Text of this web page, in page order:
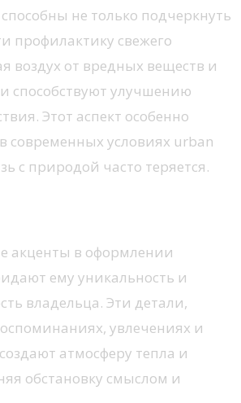
не только подчеркнуть
профилактику свежего
воздух от вредных веществ и
способствуют улучшению
Этот аспект особенно
современных условиях urban
с природой часто теряется.
акценты в оформлении
ему уникальность и
владельца. Эти детали,
увлечениях и
атмосферу тепла и
обстановку смыслом и